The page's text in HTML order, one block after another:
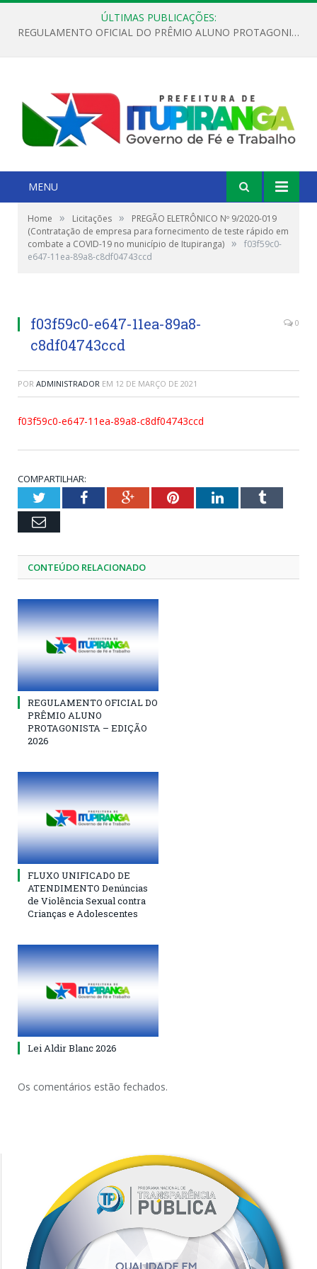
ÚLTIMAS PUBLICAÇÕES:
REGULAMENTO OFICIAL DO PRÊMIO ALUNO PROTAGONISTA – EDIÇÃO 2026
MENU
Home » Licitações »
PREGÃO ELETRÔNICO Nº 9/2020-019
(Contratação de empresa para fornecimento de teste rápido em
combate a COVID-19 no município de Itupiranga) »
f03f59c0-
e647-11ea-89a8-c8df04743ccd
f03f59c0-e647-11ea-89a8-
c8df04743ccd
0
POR ADMINISTRADOR EM 12 DE MARÇO DE 2021
f03f59c0-e647-11ea-89a8-c8df04743ccd
COMPARTILHAR:
TwitterFacebookGoogle+PinterestLinkedInTumblr
Email
CONTEÚDO RELACIONADO
REGULAMENTO OFICIAL DO
PRÊMIO ALUNO
PROTAGONISTA – EDIÇÃO
2026
FLUXO UNIFICADO DE
ATENDIMENTO Denúncias
de Violência Sexual contra
Crianças e Adolescentes
Lei Aldir Blanc 2026
Os comentários estão fechados.